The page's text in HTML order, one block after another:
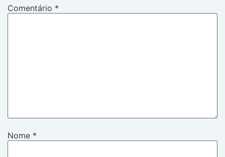
Comentário *
Nome *